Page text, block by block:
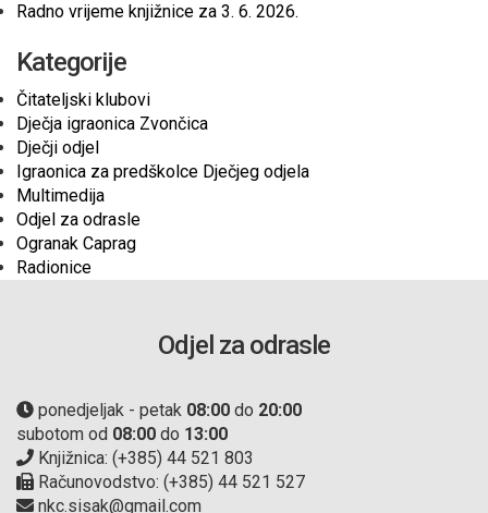
Radno vrijeme knjižnice za 3. 6. 2026.
Kategorije
Čitateljski klubovi
Dječja igraonica Zvončica
Dječji odjel
Igraonica za predškolce Dječjeg odjela
Multimedija
Odjel za odrasle
Ogranak Caprag
Radionice
Odjel za odrasle
ponedjeljak - petak 08:00 do 20:00
subotom od 08:00 do 13:00
Knjižnica: (+385) 44 521 803
Računovodstvo: (+385) 44 521 527
nkc.sisak@gmail.com